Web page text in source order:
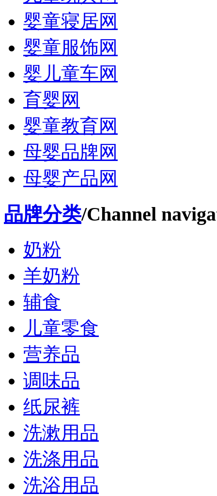
婴童寝居网
婴童服饰网
婴儿童车网
育婴网
婴童教育网
母婴品牌网
母婴产品网
品牌分类/Channel
奶粉
羊奶粉
辅食
儿童零食
营养品
调味品
纸尿裤
洗漱用品
洗涤用品
洗浴用品